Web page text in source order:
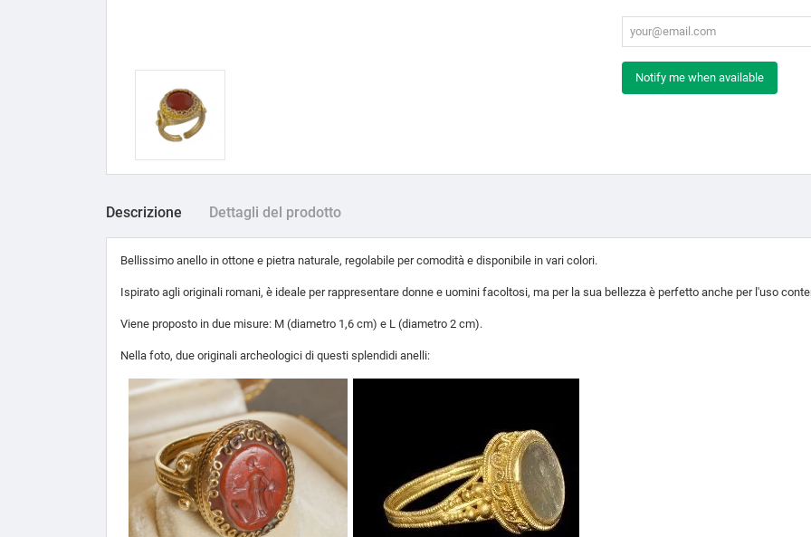
Notify me when available
Descrizione Dettagli del prodotto
Bellissimo anello in ottone e pietra naturale, regolabile per comodità e disponibile in vari colori.
Ispirato agli originali romani, è ideale per rappresentare donne e uomini facoltosi, ma per la sua bellezza è perfetto anche per l'uso
Viene proposto in due misure: M (diametro 1,6 cm) e L (diametro 2 cm).
Nella foto, due originali archeologici di questi splendidi anelli: